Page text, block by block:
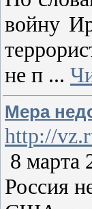
войну
не п ...
Мера
http://
8 марта
Россия